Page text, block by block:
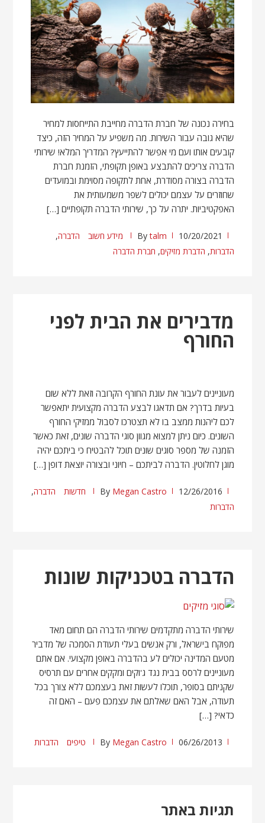
בחירה נכונה של חברת הדברה מחייבת התייחסות למחיר
שהיא גובה עבור השירות. מה משפיע על המחיר הזה, כיצד
קובעים אותו ועם מי אפשר להתייעץ? המדריך המלא! שירותי
הדברה צריכים להתבצע באופן תקופתי, הזמנת חברת
הדברה בצורה מסודרת, אחת לתקופה מסוימת ובמועדים
שחוזרים על עצמם יכולים לשפר משמעותית את
האפקטיביות. יתרה על כך, שירותי הדברה תקופתיים […]
10/20/2021
Bytalm מידע חשוב הדברה,
הדברות, הדברת מזיקים, חברת הדברה
מדבירים את הבית לפני
החורף
מעוניינים לעבור את עונת החורף הקרובה וזאת ללא שום
בעיות בדרך? אם תדאגו לבצע הדברה מקצועית יתאפשר
לכם ליהנות ממצב בו לא תצטרכו לסבול ממזיקי החורף
השונים. כיום ניתן למצוא מגוון סוגי הדברה שונים, זאת כאשר
הזמנה של מספר סוגים שונים תוכל להבטיח כי ביתכם יהיה
מוגן לחלוטין. הדברה לביתכם – חיוני ובצורה יוצאת דופן […]
12/26/2016
By Megan Castro חדשות הדברה,
הדברות
הדברה בטכניקות שונות
שירותי הדברה מתקדמים שירותי הדברה הם תחום מאד
מפוקח בישראל, ורק אנשים בעלי תעודת הסמכה של מדביר
מטעם המדינה יכולים לע בהדברה באופן מקצועי. אם אתם
מעוניינים לרסס בבית נגד ג'וקים ומקקים אחרים עם תרסיס
שקניתם בסופר, תוכלו לעשות זאת בעצמכם ללא צורך בכל
תעודה, אבל האם שאלתם את עצמכם פעם – האם זה
כדאי? […]
06/26/2013
By Megan Castro טיפים הדברות
תגיות באתר